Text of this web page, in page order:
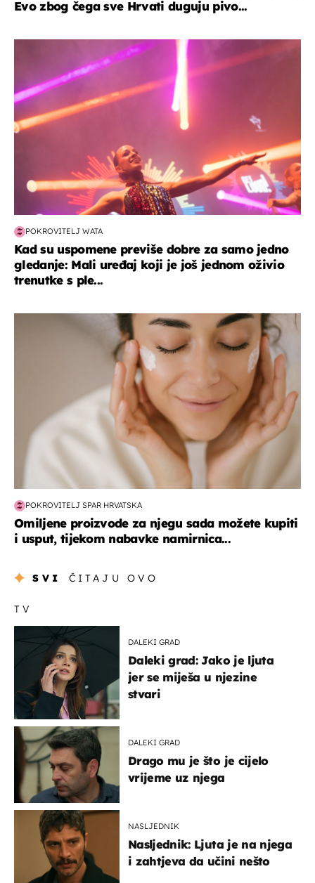
Evo zbog čega sve Hrvati duguju pivo...
POKROVITELJ WATA
Kad su uspomene previše dobre za samo jedno
gledanje: Mali uređaj koji je još jednom oživio
trenutke s ple...
moda & ljepota
POKROVITELJ SPAR HRVATSKA
Omiljene proizvode za njegu sada možete kupiti
i usput, tijekom nabavke namirnica...
SVI ČITAJU OVO
TV
DALEKI GRAD
Daleki grad: Jako je ljuta
jer se miješa u njezine
stvari
DALEKI GRAD
Drago mu je što je cijelo
vrijeme uz njega
NASLJEDNIK
Nasljednik: Ljuta je na njega
i zahtjeva da učini nešto